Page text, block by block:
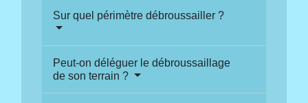
Sur quel périmètre débroussailler ?
Peut-on déléguer le débroussaillage
de son terrain ?